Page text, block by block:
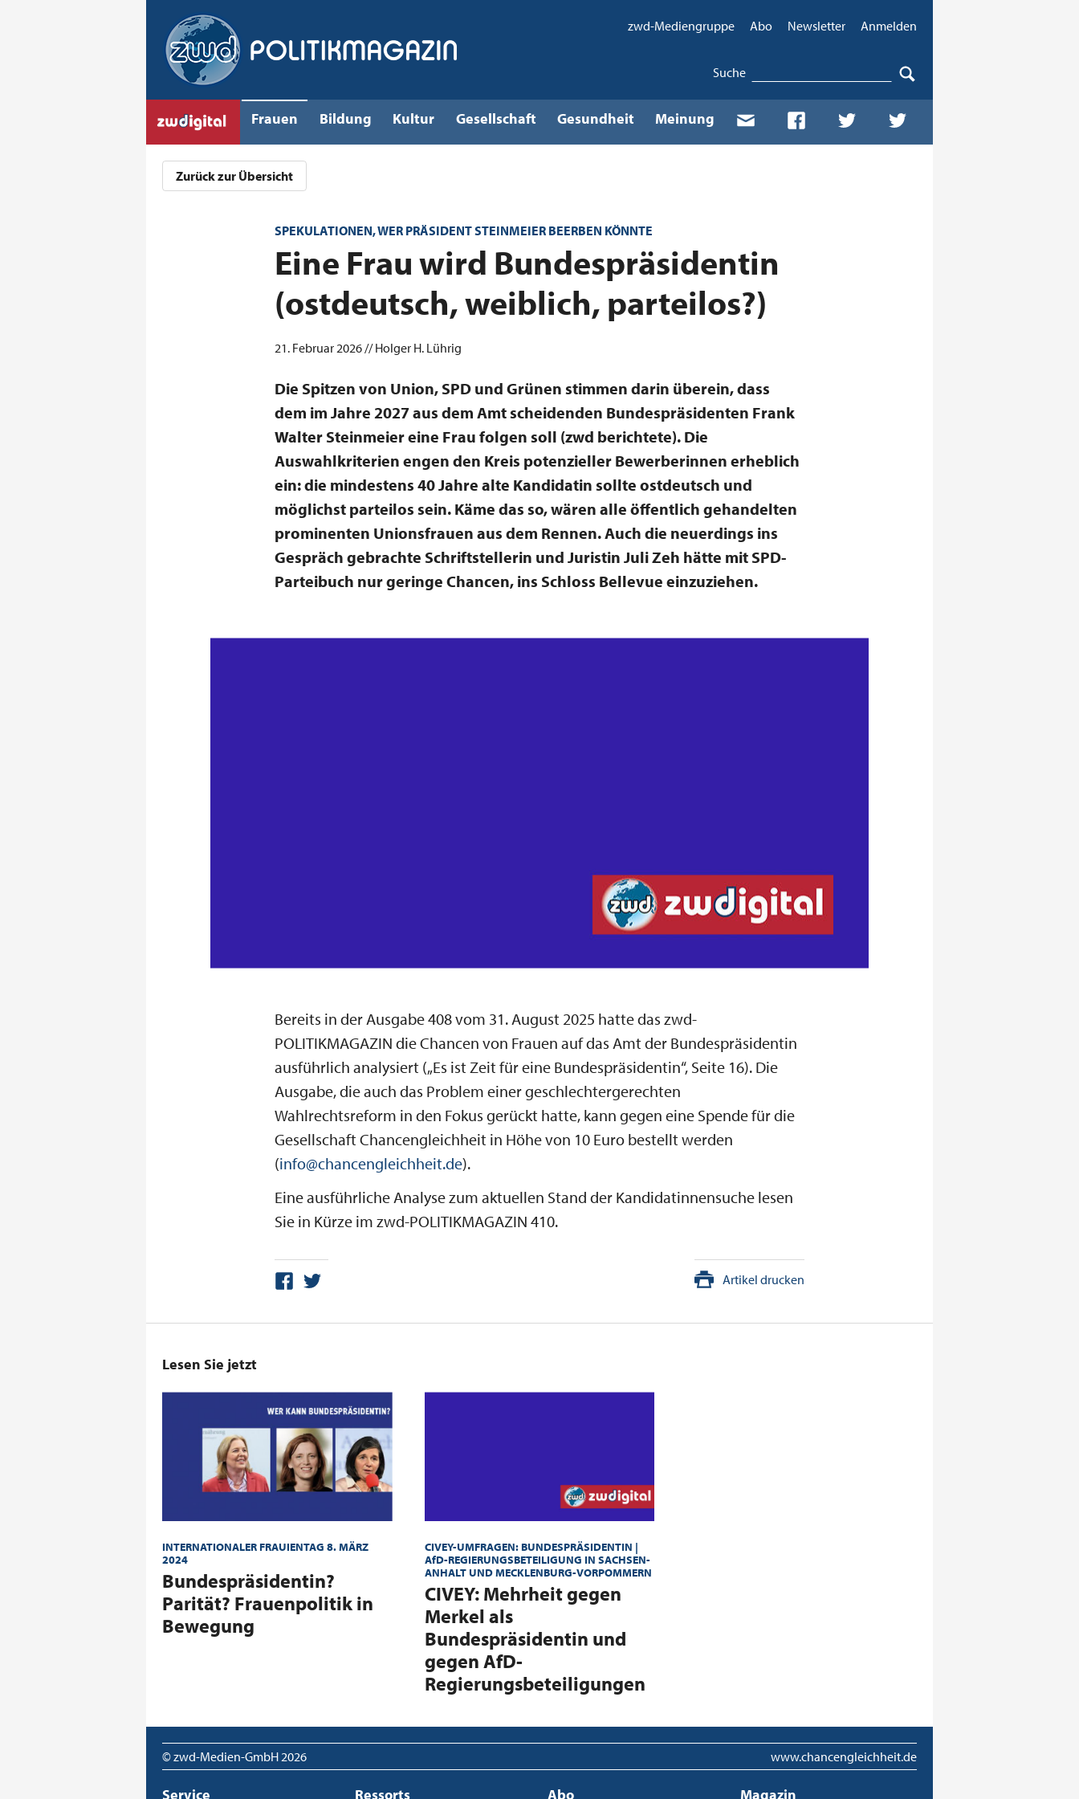
zwd-Mediengruppe Abo Newsletter Anmelden
Suche
Frauen Bildung Kultur Gesellschaft Gesundheit Meinung
Zurück zur Übersicht
SPEKULATIONEN, WER PRÄSIDENT STEINMEIER BEERBEN KÖNNTE
:Eine Frau wird Bundespräsidentin
(ostdeutsch, weiblich, parteilos?)
21. Februar 2026 // Holger H. Lührig
Die Spitzen von Union, SPD und Grünen stimmen darin überein, dass
dem im Jahre 2027 aus dem Amt scheidenden Bundespräsidenten Frank
Walter Steinmeier eine Frau folgen soll (zwd berichtete). Die
Auswahlkriterien engen den Kreis potenzieller Bewerberinnen erheblich
ein: die mindestens 40 Jahre alte Kandidatin sollte ostdeutsch und
möglichst parteilos sein. Käme das so, wären alle öffentlich gehandelten
prominenten Unionsfrauen aus dem Rennen. Auch die neuerdings ins
Gespräch gebrachte Schriftstellerin und Juristin Juli Zeh hätte mit SPD-
Parteibuch nur geringe Chancen, ins Schloss Bellevue einzuziehen.
Bereits in der Ausgabe 408 vom 31. August 2025 hatte das zwd-
POLITIKMAGAZIN die Chancen von Frauen auf das Amt der Bundespräsidentin
ausführlich analysiert („Es ist Zeit für eine Bundespräsidentin“, Seite 16). Die
Ausgabe, die auch das Problem einer geschlechtergerechten
Wahlrechtsreform in den Fokus gerückt hatte, kann gegen eine Spende für die
Gesellschaft Chancengleichheit in Höhe von 10 Euro bestellt werden
(info@chancengleichheit.de).
Eine ausführliche Analyse zum aktuellen Stand der Kandidatinnensuche lesen
Sie in Kürze im zwd-POLITIKMAGAZIN 410.
Artikel drucken
Lesen Sie jetzt
INTERNATIONALER FRAUIENTAG 8. MÄRZ
2024
:Bundespräsidentin?
Parität? Frauenpolitik in
Bewegung
CIVEY-UMFRAGEN: BUNDESPRÄSIDENTIN |
AfD-REGIERUNGSBETEILIGUNG IN SACHSEN-
ANHALT UND MECKLENBURG-VORPOMMERN
:CIVEY: Mehrheit gegen
Merkel als
Bundespräsidentin und
gegen AfD-
Regierungsbeteiligungen
© zwd-Medien-GmbH2026 www.chancengleichheit.de
Service Ressorts Abo Magazin